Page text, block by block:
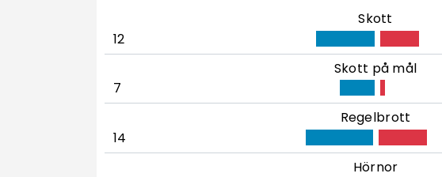
Skott
12
Skott på mål
7
Regelbrott
14
Hörnor